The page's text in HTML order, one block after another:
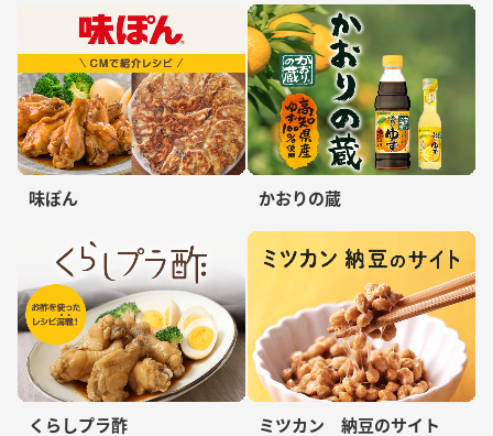
味ぽん かおりの蔵
くらしプラ酢 ミツカン 納豆のサイト